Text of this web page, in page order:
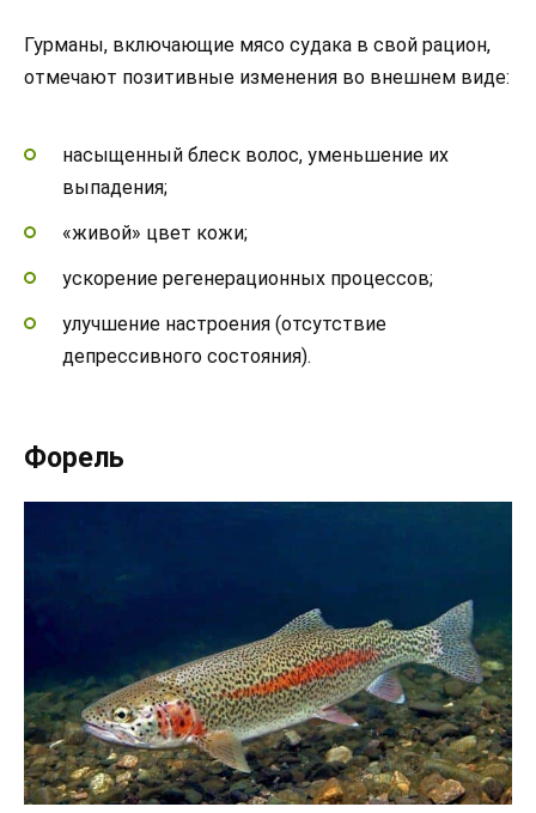
Гурманы, включающие мясо судака в свой рацион,
отмечают позитивные изменения во внешнем виде:
насыщенный блеск волос, уменьшение их
выпадения;
«живой» цвет кожи;
ускорение регенерационных процессов;
улучшение настроения (отсутствие
депрессивного состояния).
Форель